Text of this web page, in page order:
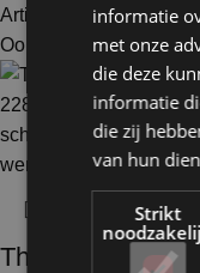
Artikelnummer:
Ook te huur
Themawand
informatie
met onze
die deze
informatie
die zij
van hun
Strikt